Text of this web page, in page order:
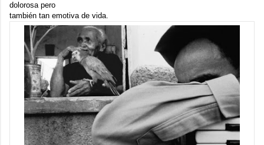
dolorosa pero
también tan emotiva de vida.